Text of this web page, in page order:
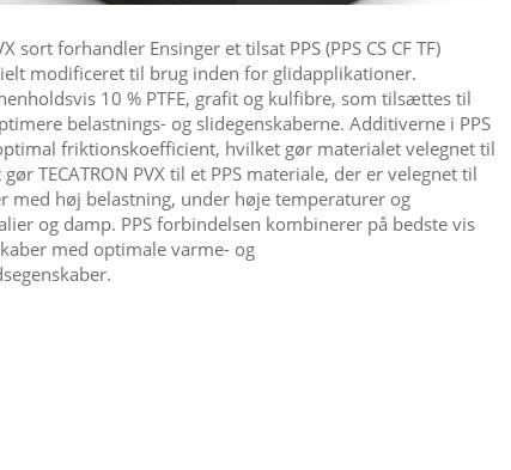
sort forhandler Ensinger et tilsat PPS (PPS CS CF TF)
modificeret til brug inden for glidapplikationer.
10 % PTFE, grafit og kulfibre, som tilsættes til
belastnings- og slidegenskaberne. Additiverne i PPS
friktionskoefficient, hvilket gør materialet velegnet til
TECATRON PVX til et PPS materiale, der er velegnet til
med høj belastning, under høje temperaturer og
og damp. PPS forbindelsen kombinerer på bedste vis
med optimale varme- og